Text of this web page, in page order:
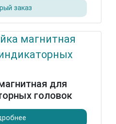
заказ
для
головок